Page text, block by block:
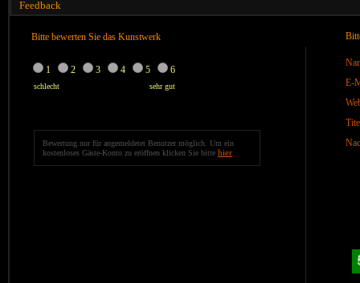
Feedback
Bitte bewerten Sie das Kunstwerk
1 2 3 4 5 6
schlecht sehr gut
Bewertung nur für angemeldetet Benutzer möglich. Um ein
kostenloses Gäste-Konto zu eröffnen klicken Sie bitte hier
E-